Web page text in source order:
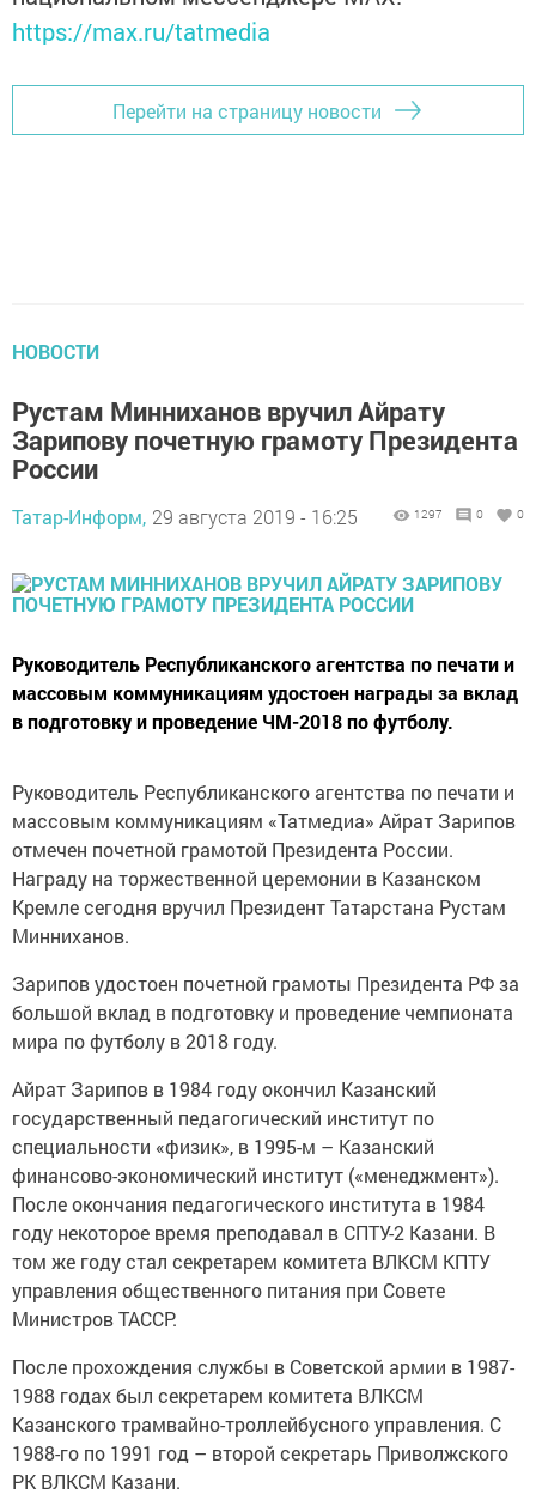
https://max.ru/tatmedia
Перейти на страницу новости
НОВОСТИ
Рустам Минниханов вручил Айрату
Зарипову почетную грамоту Президента
России
Татар-Информ, 29 августа 2019 - 16:25 1297 0 0
Руководитель Республиканского агентства по печати и
массовым коммуникациям удостоен награды за вклад
в подготовку и проведение ЧМ-2018 по футболу.
Руководитель Республиканского агентства по печати и
массовым коммуникациям «Татмедиа» Айрат Зарипов
отмечен почетной грамотой Президента России.
Награду на торжественной церемонии в Казанском
Кремле сегодня вручил Президент Татарстана Рустам
Минниханов.
Зарипов удостоен почетной грамоты Президента РФ за
большой вклад в подготовку и проведение чемпионата
мира по футболу в 2018 году.
Айрат Зарипов в 1984 году окончил Казанский
государственный педагогический институт по
специальности «физик», в 1995-м – Казанский
финансово-экономический институт («менеджмент»).
После окончания педагогического института в 1984
году некоторое время преподавал в СПТУ-2 Казани. В
том же году стал секретарем комитета ВЛКСМ КПТУ
управления общественного питания при Совете
Министров ТАССР.
После прохождения службы в Советской армии в 1987-
1988 годах был секретарем комитета ВЛКСМ
Казанского трамвайно-троллейбусного управления. С
1988-го по 1991 год – второй секретарь Приволжского
РК ВЛКСМ Казани.